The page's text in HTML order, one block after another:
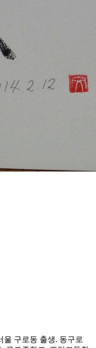
울 구로동 출생. 동구로